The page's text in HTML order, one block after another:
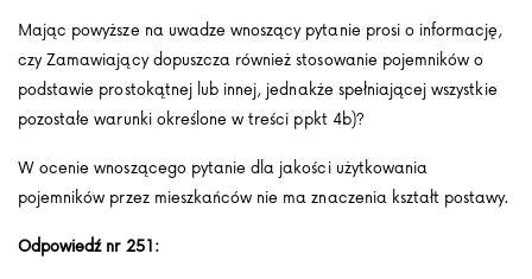
Mając powyższe na uwadze wnoszący pytanie prosi o informację,
czy Zamawiający dopuszcza również stosowanie pojemników o
podstawie prostokątnej lub innej, jednakże spełniającej wszystkie
pozostałe warunki określone w treści ppkt 4b)?
W ocenie wnoszącego pytanie dla jakości użytkowania
pojemników przez mieszkańców nie ma znaczenia kształt postawy.
Odpowiedź nr 251: